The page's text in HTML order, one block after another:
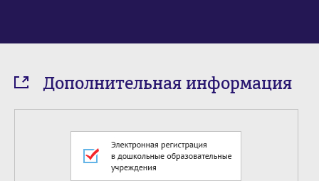
Дополнительная информация